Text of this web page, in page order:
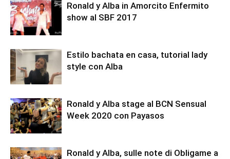
Ronald y Alba in Amorcito Enfermito
show al SBF 2017
Estilo bachata en casa, tutorial lady
style con Alba
Ronald y Alba stage al BCN Sensual
Week 2020 con Payasos
Ronald y Alba, sulle note di Obligame a